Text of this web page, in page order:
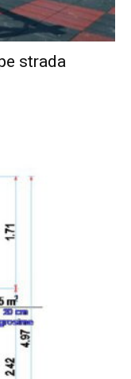
strada